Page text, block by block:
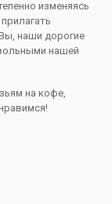
изменяясь
наши дорогие
нашей
на кофе,